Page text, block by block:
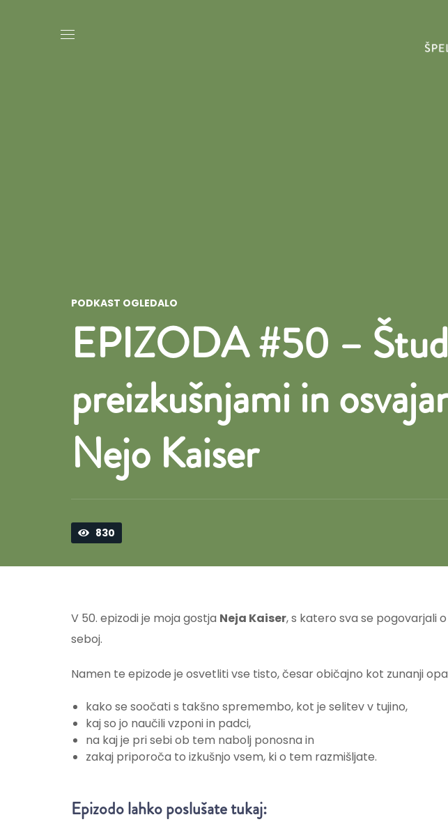
PODKAST OGLEDALO
EPIZODA #50 –
preizkušnjami in
Nejo Kaiser
830
V 50. epizodi je moja gostja Neja Kaiser, s katero sva se pogovarjali
seboj.
Namen te epizode je osvetliti vse tisto, česar običajno kot zunanji
kako se soočati s takšno spremembo, kot je selitev v tujino,
kaj so jo naučili vzponi in padci,
na kaj je pri sebi ob tem nabolj ponosna in
zakaj priporoča to izkušnjo vsem, ki o tem razmišljate.
Epizodo lahko poslušate tukaj: